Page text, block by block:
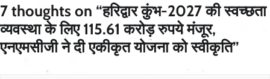
7 thoughts on “हरिद्वार कुंभ-2027 की स्वच्छता
व्यवस्था के लिए 115.61 करोड़ रुपये मंजूर,
एनएमसीजी ने दी एकीकृत योजना को स्वीकृति”